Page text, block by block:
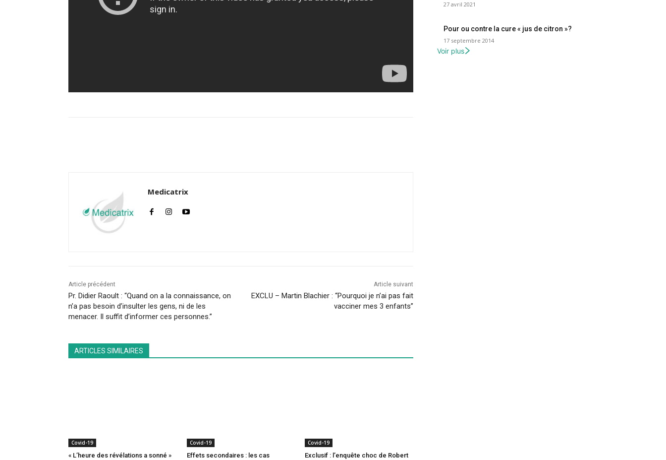
Medicatrix
Article précédent
Pr. Didier Raoult : “Quand on a la connaissance, on
n’a pas besoin d’insulter les gens, ni de les
menacer. Il suffit d’informer ces personnes.”
Article suivant
EXCLU – Martin Blachier : “Pourquoi je n’ai pas fait
vacciner mes 3 enfants”
ARTICLES SIMILAIRES
Covid-19
« L’heure des révélations a sonné »
Covid-19
Effets secondaires : les cas
Covid-19
Exclusif : l’enquête choc de Robert
27 avril 2021
Pour ou contre la cure « jus de citron »?
17 septembre 2014
Voir plus